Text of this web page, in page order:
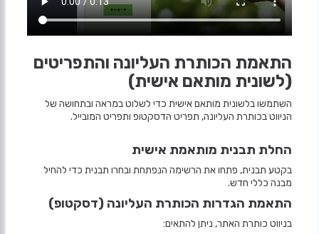
התאמת הכותרת העליונה והתפריטים
(לשונית מותאם אישית)
השתמשו בלשונית מותאם אישית כדי לשלוט במראה ובתחושה של
הניווט בכותרת העליונה, תפריט הדסקטופ ותפריט המובייל.
החלת תבנית מותאמת אישית
בקטע תבנית, פתחו את הרשימה הנפתחת ובחרו תבנית כדי להחיל
מבנה כללי חדש.
התאמת הגדרות הכותרת העליונה (דסקטופ)
בניווט כותרת האתר, ניתן להתאים: